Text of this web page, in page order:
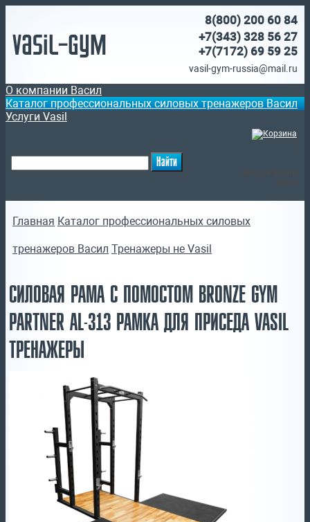
Vasil-Gym
8(800) 200 60 84
+7(343) 328 56 27
+7(7172) 69 59 25
vasil-gym-russia@mail.ru
О компании Васил
Каталог профессиональных силовых тренажеров Васил
Услуги Vasil
Главная Каталог профессиональных силовых
тренажеров Васил Тренажеры не Vasil
СИЛОВАЯ РАМА С ПОМОСТОМ BRONZE GYM
PARTNER AL-313 РАМКА ДЛЯ ПРИСЕДА VASIL
ТРЕНАЖЕРЫ